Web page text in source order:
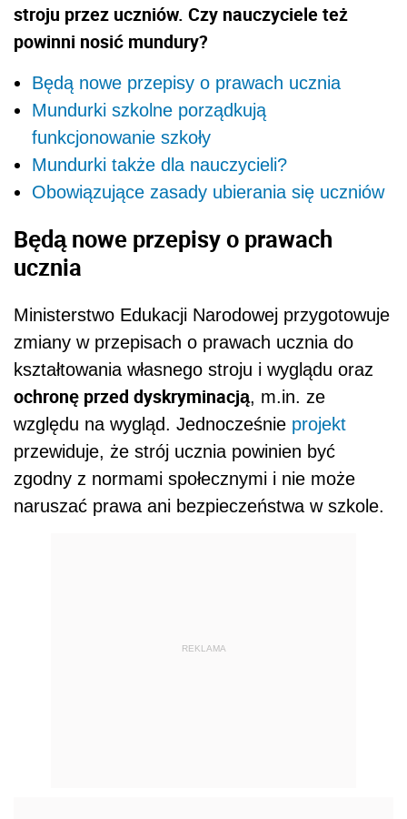
stroju przez uczniów. Czy nauczyciele też
powinni nosić mundury?
Będą nowe przepisy o prawach ucznia
Mundurki szkolne porządkują
funkcjonowanie szkoły
Mundurki także dla nauczycieli?
Obowiązujące zasady ubierania się uczniów
Będą nowe przepisy o prawach
ucznia
Ministerstwo Edukacji Narodowej przygotowuje
zmiany w przepisach o prawach ucznia do
kształtowania własnego stroju i wyglądu oraz
ochronę przed dyskryminacją, m.in. ze
względu na wygląd. Jednocześnie projekt
przewiduje, że strój ucznia powinien być
zgodny z normami społecznymi i nie może
naruszać prawa ani bezpieczeństwa w szkole.
REKLAMA